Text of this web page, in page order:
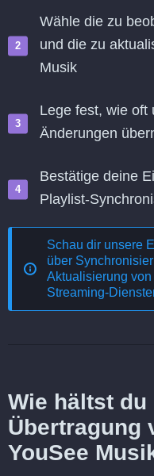
Wähle die zu
und die zu
Musik
Lege fest, wie oft
Änderungen
Bestätige deine
Playlist-
Schau dir unsere
über
Aktualisierung
Streaming-
Wie hältst
Übertragung
YouSee